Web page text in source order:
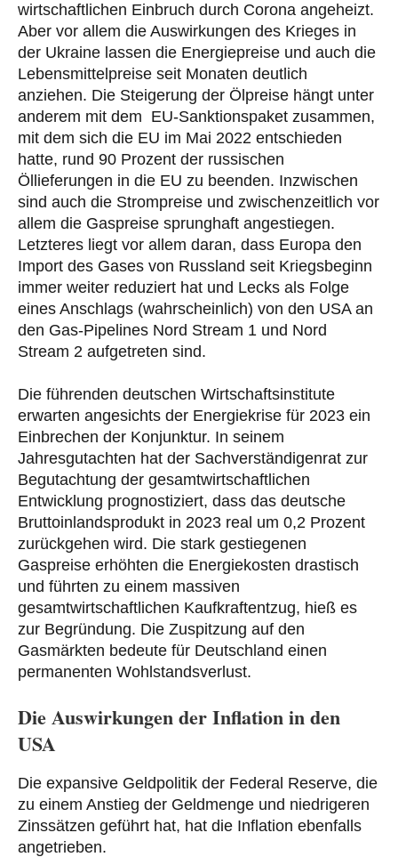
wirtschaftlichen Einbruch durch Corona angeheizt.
Aber vor allem die Auswirkungen des Krieges in
der Ukraine lassen die Energiepreise und auch die
Lebensmittelpreise seit Monaten deutlich
anziehen. Die Steigerung der Ölpreise hängt unter
anderem mit dem EU-Sanktionspaket zusammen,
mit dem sich die EU im Mai 2022 entschieden
hatte, rund 90 Prozent der russischen
Öllieferungen in die EU zu beenden. Inzwischen
sind auch die Strompreise und zwischenzeitlich vor
allem die Gaspreise sprunghaft angestiegen.
Letzteres liegt vor allem daran, dass Europa den
Import des Gases von Russland seit Kriegsbeginn
immer weiter reduziert hat und Lecks als Folge
eines Anschlags (wahrscheinlich) von den USA an
den Gas-Pipelines Nord Stream 1 und Nord
Stream 2 aufgetreten sind.
Die führenden deutschen Wirtschaftsinstitute
erwarten angesichts der Energiekrise für 2023 ein
Einbrechen der Konjunktur. In seinem
Jahresgutachten hat der Sachverständigenrat zur
Begutachtung der gesamtwirtschaftlichen
Entwicklung prognostiziert, dass das deutsche
Bruttoinlandsprodukt in 2023 real um 0,2 Prozent
zurückgehen wird. Die stark gestiegenen
Gaspreise erhöhten die Energiekosten drastisch
und führten zu einem massiven
gesamtwirtschaftlichen Kaufkraftentzug, hieß es
zur Begründung. Die Zuspitzung auf den
Gasmärkten bedeute für Deutschland einen
permanenten Wohlstandsverlust.
Die Auswirkungen der Inflation in den
USA
Die expansive Geldpolitik der Federal Reserve, die
zu einem Anstieg der Geldmenge und niedrigeren
Zinssätzen geführt hat, hat die Inflation ebenfalls
angetrieben.